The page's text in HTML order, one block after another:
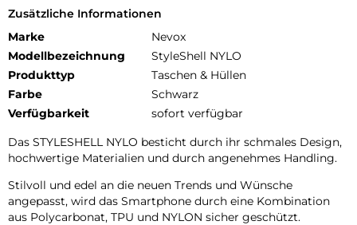
Zusätzliche Informationen
Marke
Nevox
Modellbezeichnung
StyleShell NYLO
Produkttyp
Taschen & Hüllen
Farbe
Schwarz
Verfügbarkeit
sofort verfügbar
Das STYLESHELL NYLO besticht durch ihr schmales Design,
hochwertige Materialien und durch angenehmes Handling.
Stilvoll und edel an die neuen Trends und Wünsche
angepasst, wird das Smartphone durch eine Kombination
aus Polycarbonat, TPU und NYLON sicher geschützt.